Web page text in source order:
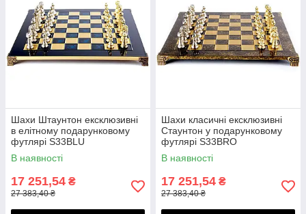
Шахи Штаунтон ексклюзивні
в елітному подарунковому
футлярі S33BLU
В наявності
17 251,54 ₴
27 383,40 ₴
Шахи класичні ексклюзивні
Стаунтон у подарунковому
футлярі S33BRO
В наявності
17 251,54 ₴
27 383,40 ₴